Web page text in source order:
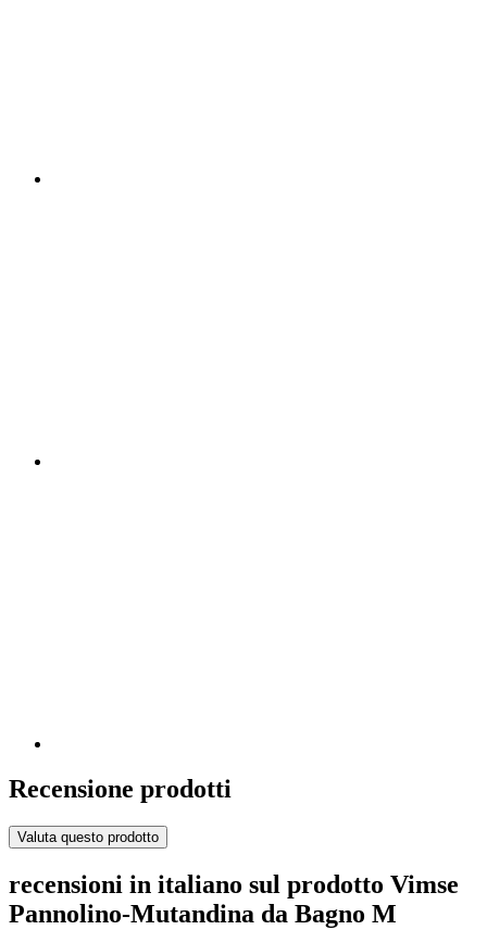
Recensione prodotti
Valuta questo prodotto
recensioni in italiano sul prodotto Vimse
Pannolino-Mutandina da Bagno M